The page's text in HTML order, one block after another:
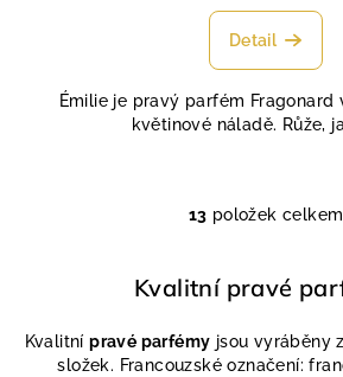
hodnocení
produktu
z
5
Detail
Émilie je pravý parfém Fragonard
květinové náladě. Růže,
O
l
d
a
13 položek celkem
Kvalitní pravé
Kvalitnípravé parfémy jsou vyráběny
složek. Francouzské označení: